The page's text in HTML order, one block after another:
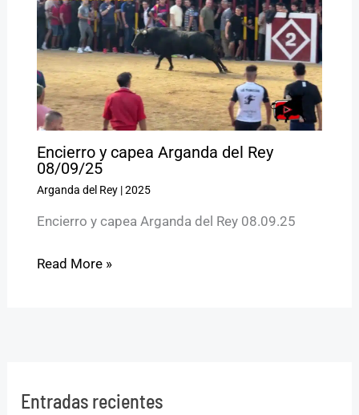
Encierro y capea Arganda del Rey
08/09/25
Arganda del Rey|2025
Encierro y capea Arganda del Rey 08.09.25
Read More »
Entradas recientes